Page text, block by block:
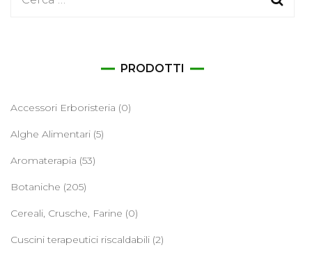
PRODOTTI
Accessori Erboristeria (0)
Alghe Alimentari (5)
Aromaterapia (53)
Botaniche (205)
Cereali, Crusche, Farine (0)
Cuscini terapeutici riscaldabili (2)